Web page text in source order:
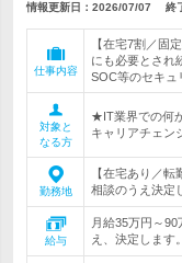
情報更新日：2026/07/07 終
仕事内容
【在宅7割／固
にも必要とされ
SOC等のセキュ
対象と
なる方
★IT業界での何
キャリアチェン
勤務地
【在宅あり／
相談のうえ決定
給与
月給35万円～
え、決定します